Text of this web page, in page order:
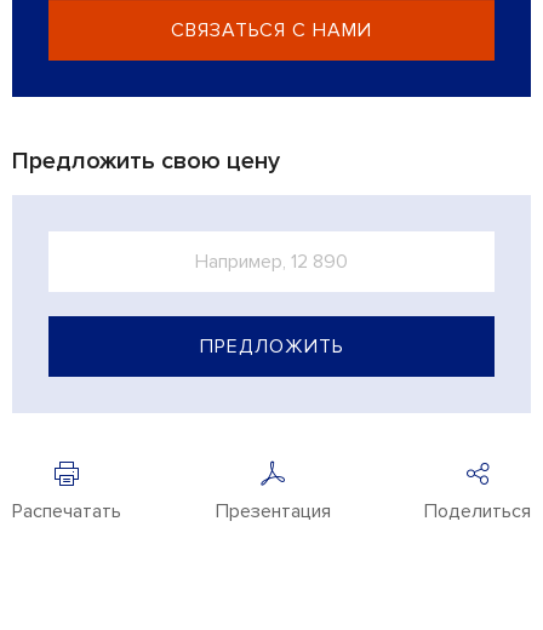
СВЯЗАТЬСЯ С НАМИ
Предложить свою цену
ПРЕДЛОЖИТЬ
Распечатать Презентация Поделиться